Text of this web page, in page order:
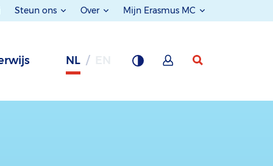
Steun ons Over Mijn Erasmus MC
NL